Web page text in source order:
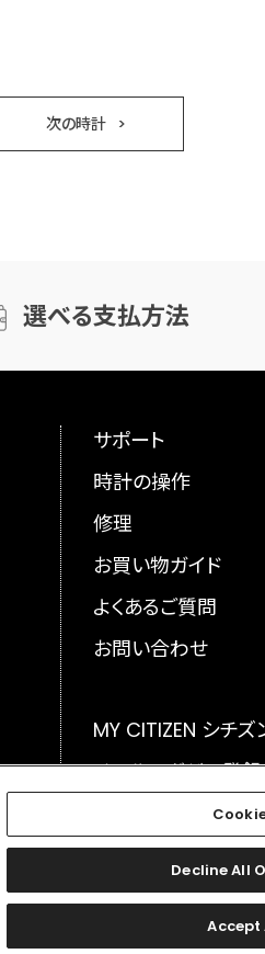
次の時計
選べる支払方法
サポート
時計の操作
修理
お買い物ガイド
よくあるご質問
お問い合わせ
MY CITIZEN シチ
メールマガジン登録
Decline All
Accept